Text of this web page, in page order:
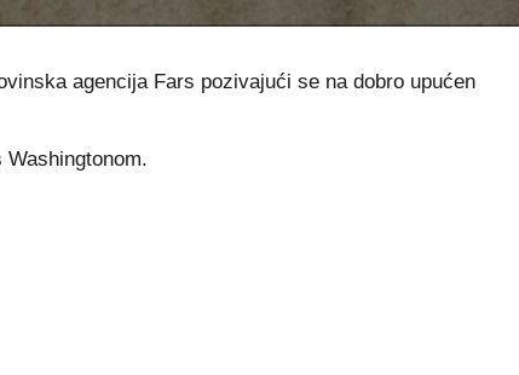
agencija Fars pozivajući se na dobro upućen